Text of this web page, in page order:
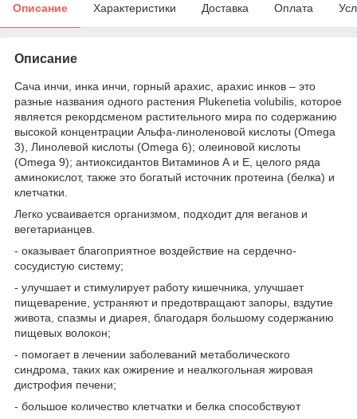
Описание Характеристики Доставка Оплата
Описание
Сача инчи, инка инчи, горный арахис, арахис инков – это
разные названия одного растения Plukenetia volubilis, которое
является рекордсменом растительного мира по содержанию
высокой концентрации Альфа-линоленовой кислоты (Omega
3), Линолевой кислоты (Omega 6); олеиновой кислоты
(Omega 9); антиоксидантов Витаминов А и Е, целого ряда
аминокислот, также это богатый источник протеина (белка) и
клетчатки.
Легко усваивается организмом, подходит для веганов и
вегетарианцев.
- оказывает благоприятное воздействие на сердечно-
сосудистую систему;
- улучшает и стимулирует работу кишечника, улучшает
пищеварение, устраняют и предотвращают запоры, вздутие
живота, спазмы и диарея, благодаря большому содержанию
пищевых волокон;
- помогает в лечении заболеваний метаболического
синдрома, таких как ожирение и неалкогольная жировая
дистрофия печени;
- большое количество клетчатки и белка способствуют